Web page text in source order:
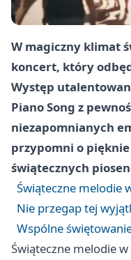
W magiczny klimat
koncert, który
Występ
Piano Song z
niezapomnianych
przypomni o
świątecznych
Świąteczne melodie
Nie przegap tej
Wspólne
Świąteczne melodie w